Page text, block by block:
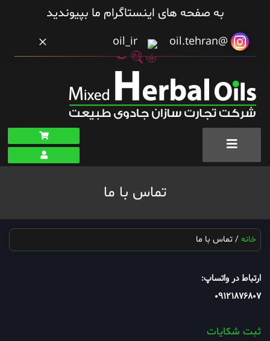
به صفحه های اینستاگرام ما بپیوندید
@oil.tehran
×
تماس با ما
خانه / تماس با ما
ارتباط در واتساپ:
09121876807
ثبت شکایات